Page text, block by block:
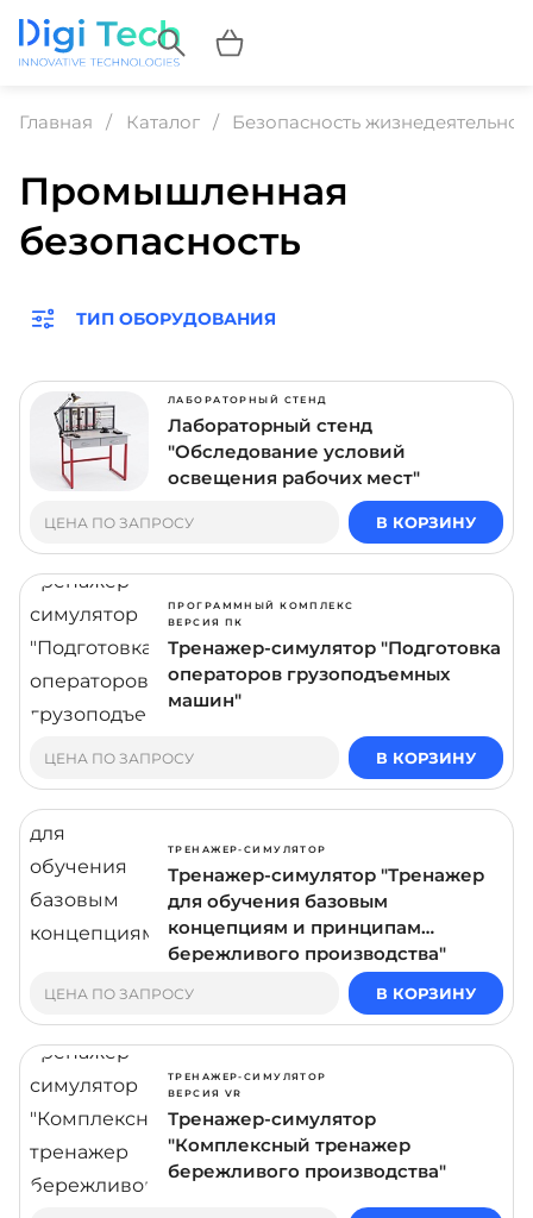
Главная Каталог Безопасность
Промышленная
безопасность
ТИП ОБОРУДОВАНИЯ
ЛАБОРАТОРНЫЙ СТЕНД
Лабораторный стенд
"Обследование условий
освещения рабочих мест"
ЦЕНА ПО ЗАПРОСУ В КОРЗИНУ
ПРОГРАММНЫЙ КОМПЛЕКС
ВЕРСИЯ ПК
Тренажер-симулятор "Подготовка
операторов грузоподъемных
машин"
ЦЕНА ПО ЗАПРОСУ В КОРЗИНУ
ТРЕНАЖЕР-СИМУЛЯТОР
Тренажер-симулятор "Тренажер
для обучения базовым
концепциям и принципам
бережливого производства"
ЦЕНА ПО ЗАПРОСУ В КОРЗИНУ
ТРЕНАЖЕР-СИМУЛЯТОР
ВЕРСИЯ VR
Тренажер-симулятор
"Комплексный тренажер
бережливого производства"